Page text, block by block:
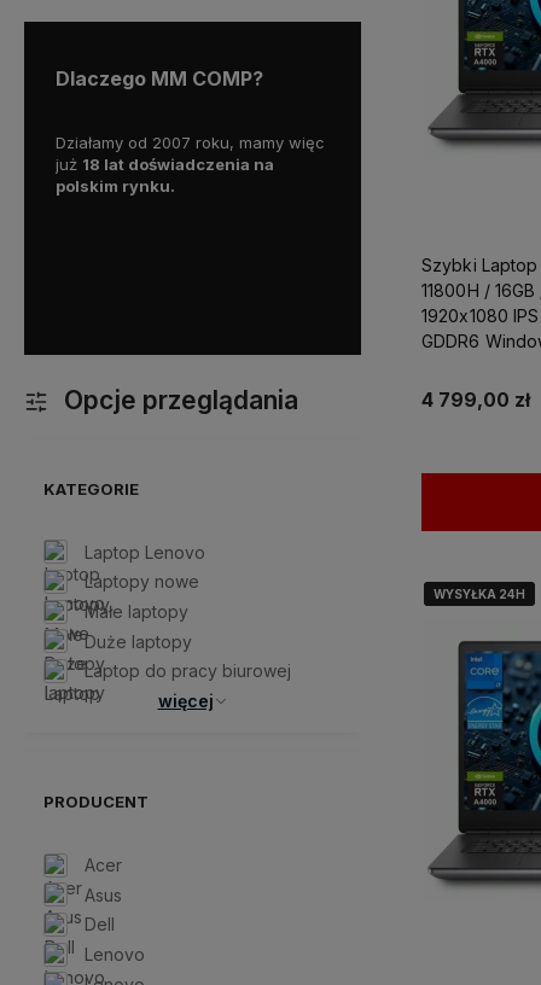
Dlaczego MM COMP?
Działamy od 2007 roku, mamy więc
już 18 lat doświadczenia na
polskim rynku.
Wszystkie nasze produkty
liczyć na ekspresową i
Opcje przeglądania
KATEGORIE
Laptop Lenovo
Laptopy nowe
Małe laptopy
Duże laptopy
Laptop do pracy biurowej
więcej
PRODUCENT
Acer
Asus
Dell
Lenovo
Szybki
11800H /
1920x1080
GDDR6
4 799,00 zł
WYSYŁKA 24H
WYSYŁKA 24H
WYSYŁKA 24H